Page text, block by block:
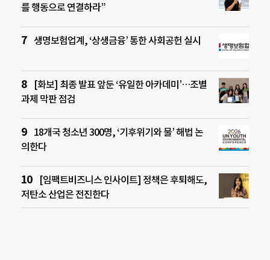
를 행동으로 연결하라”
생명보험업계, ‘상생금융’ 통한 사회공헌 실시
[화보] 최종 발표 앞둔 ‘유일한 아카데미’…조별
과제 막판 점검
18개국 청소년 300명, ‘기후위기와 물’ 해법 논
의한다
[임팩트비즈니스 인사이트] 정책은 후퇴해도,
저탄소 산업은 전진한다